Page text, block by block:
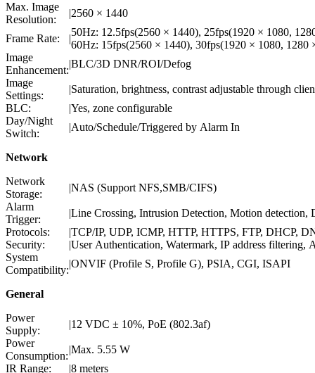
Max. Image
Resolution:
|2560 × 1440
Frame Rate: |
50Hz: 12.5fps(2560 × 1440), 25fps(1920 × 1080,
60Hz: 15fps(2560 × 1440), 30fps(1920 × 1080, 1280
Image
Enhancement:
|BLC/3D DNR/ROI/Defog
Image
Settings:
|Saturation, brightness, contrast adjustable through
BLC:
|Yes, zone configurable
Day/Night
Switch:
|Auto/Schedule/Triggered by Alarm In
Network
Network
Storage:
|NAS (Support NFS,SMB/CIFS)
Alarm
Trigger:
|Line Crossing, Intrusion Detection, Motion detection,
Protocols:
|TCP/IP, UDP, ICMP, HTTP, HTTPS, FTP, DHCP,
Security:
|User Authentication, Watermark, IP address filtering,
System
Compatibility:
|ONVIF (Profile S, Profile G), PSIA, CGI, ISAPI
General
Power
Supply:
|12 VDC ± 10%, PoE (802.3af)
Power
Consumption:
|Max. 5.55 W
IR Range:
|8 meters